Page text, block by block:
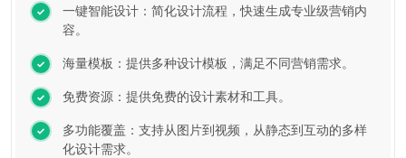
一键智能设计：简化设计流程，快速生成专业级营销内
容。
海量模板：提供多种设计模板，满足不同营销需求。
免费资源：提供免费的设计素材和工具。
多功能覆盖：支持从图片到视频，从静态到互动的多样
化设计需求。